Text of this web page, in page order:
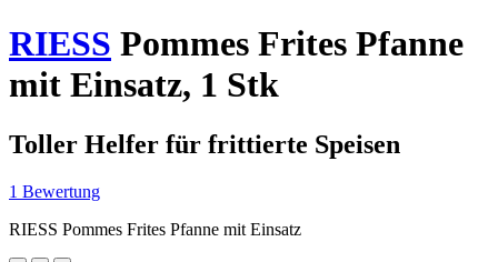
RIESS Pommes Frites Pfanne
mit Einsatz, 1 Stk
Toller Helfer für frittierte Speisen
1 Bewertung
RIESS Pommes Frites Pfanne mit Einsatz